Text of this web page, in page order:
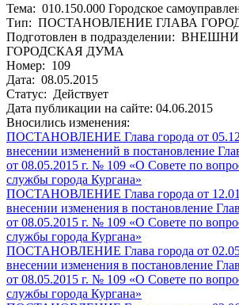
Тема: 010.150.000 Городское
Тип: ПОСТАНОВЛЕНИЕ ГЛАВА
Подготовлен в подразделении:
ГОРОДСКАЯ ДУМА
Номер: 109
Дата: 08.05.2015
Статус: Действует
Дата публикации на сайте: 04.06.2015
Вносились изменения:
ПОСТАНОВЛЕНИЕ Глава города от
внесении изменений в постановление
от 08.05.2015 г. № 109 «О Совете по
службы города Кургана»
ПОСТАНОВЛЕНИЕ Глава города от
внесении изменения в постановление
от 08.05.2015 г. № 109 «О Совете по
службы города Кургана»
ПОСТАНОВЛЕНИЕ Глава города от
внесении изменения в постановление
от 08.05.2015 г. № 109 «О Совете по
службы города Кургана»